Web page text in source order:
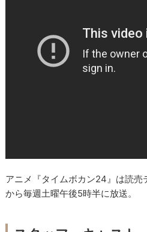
アニメ『タイムボカン24』は読売
から毎週土曜午後5時半に放送。